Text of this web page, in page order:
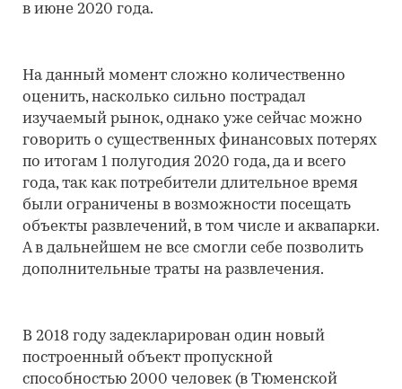
в июне 2020 года.
На данный момент сложно количественно
оценить, насколько сильно пострадал
изучаемый рынок, однако уже сейчас можно
говорить о существенных финансовых потерях
по итогам 1 полугодия 2020 года, да и всего
года, так как потребители длительное время
были ограничены в возможности посещать
объекты развлечений, в том числе и аквапарки.
А в дальнейшем не все смогли себе позволить
дополнительные траты на развлечения.
В 2018 году задекларирован один новый
построенный объект пропускной
способностью 2000 человек (в Тюменской